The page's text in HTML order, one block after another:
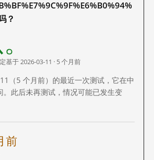
？
基于 2026-03-11 · 5 个月前
（5 个月前）的最近一次测试，它在中
。此后未再测试，情况可能已发生变
前